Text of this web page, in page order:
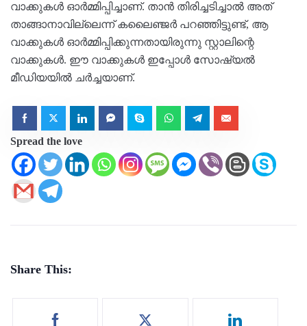
വാക്കുകള്‍ ഓര്‍മ്മിപ്പിച്ചാണ്. താന്‍ തിരിച്ചടിച്ചാല്‍ അത്
താങ്ങാനാവില്ലെന്ന് കലൈഞ്ജര്‍ പറഞ്ഞിട്ടുണ്ട്, ആ
വാക്കുകൾ ഓര്‍മ്മിപ്പിക്കുന്നതായിരുന്നു സ്റ്റാലിന്റെ
വാക്കുകള്‍. ഈ വാക്കുകള്‍ ഇപ്പോൾ സോഷ്യൽ
മീഡിയയിൽ ചർച്ചയാണ്.
Spread the love
Share This: